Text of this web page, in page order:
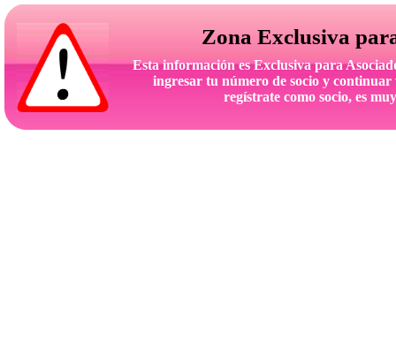
Esta información es Exclusiva para
ingresar tu número de socio y
regístrate como socio, es
Zona Exclusiva